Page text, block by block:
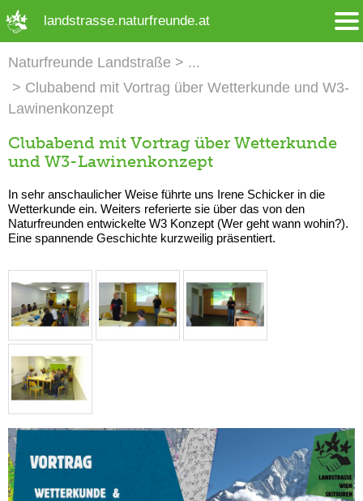
landstrasse.naturfreunde.at
Naturfreunde Landstraße
Clubabend mit Vortrag über Wetterkunde und W3-
Lawinenkonzept
Clubabend mit Vortrag über Wetterkunde
und W3-Lawinenkonzept
In sehr anschaulicher Weise führte uns Irene Schicker in die
Wetterkunde ein. Weiters referierte sie über das von den
Naturfreunden entwickelte W3 Konzept (Wer geht wann wohin?).
Eine spannende Geschichte kurzweilig präsentiert.